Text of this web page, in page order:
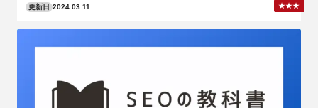
更新日 2024.03.11